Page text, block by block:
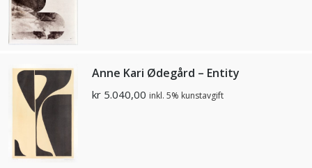
Anne Kari Ødegård – Entity
kr 5.040,00 inkl. 5% kunstavgift